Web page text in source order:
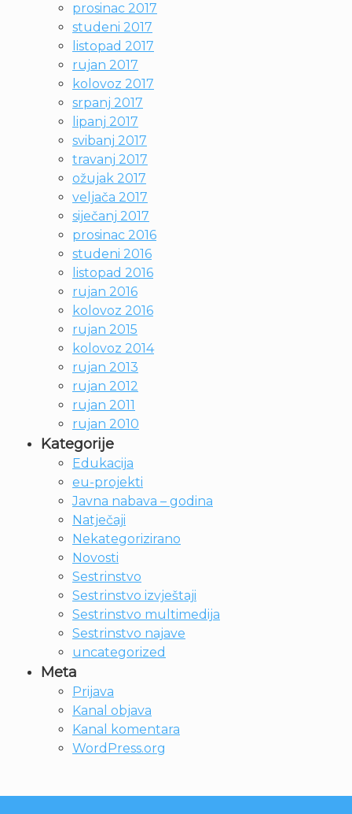
prosinac 2017
studeni 2017
listopad 2017
rujan 2017
kolovoz 2017
srpanj 2017
lipanj 2017
svibanj 2017
travanj 2017
ožujak 2017
veljača 2017
siječanj 2017
prosinac 2016
studeni 2016
listopad 2016
rujan 2016
kolovoz 2016
rujan 2015
kolovoz 2014
rujan 2013
rujan 2012
rujan 2011
rujan 2010
Kategorije
Edukacija
eu-projekti
Javna nabava – godina
Natječaji
Nekategorizirano
Novosti
Sestrinstvo
Sestrinstvo izvještaji
Sestrinstvo multimedija
Sestrinstvo najave
uncategorized
Meta
Prijava
Kanal objava
Kanal komentara
WordPress.org